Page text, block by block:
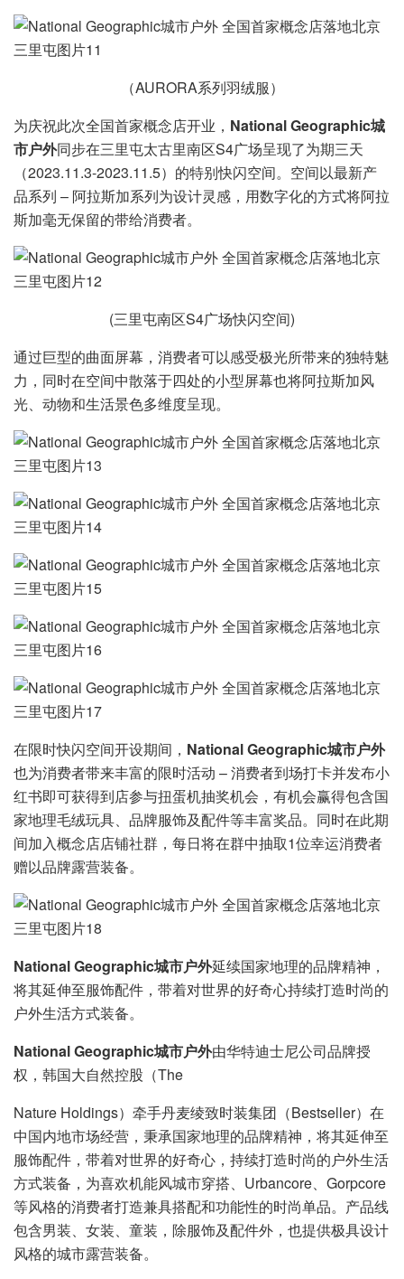
（AURORA系列羽绒服）
为庆祝此次全国首家概念店开业， National Geographic城
市户外同步在三里屯太古里南区S4广场呈现了为期三天
（2023.11.3-2023.11.5）的特别快闪空间。空间以最新产
品系列 – 阿拉斯加系列为设计灵感，用数字化的方式将阿拉
斯加毫无保留的带给消费者。
(三里屯南区S4广场快闪空间)
通过巨型的曲面屏幕，消费者可以感受极光所带来的独特魅
力，同时在空间中散落于四处的小型屏幕也将阿拉斯加风
光、动物和生活景色多维度呈现。
在限时快闪空间开设期间， National Geographic城市户外
也为消费者带来丰富的限时活动 – 消费者到场打卡并发布小
红书即可获得到店参与扭蛋机抽奖机会，有机会赢得包含国
家地理毛绒玩具、品牌服饰及配件等丰富奖品。同时在此期
间加入概念店店铺社群，每日将在群中抽取1位幸运消费者
赠以品牌露营装备。
National Geographic城市户外延续国家地理的品牌精神，
将其延伸⾄服饰配件，带着对世界的好奇⼼持续打造时尚的
户外⽣活⽅式装备。
National Geographic城市户外由华特迪⼠尼公司品牌授
权，韩国⼤⾃然控股（The
Nature Holdings）牵⼿丹⻨绫致时装集团（Bestseller）在
中国内地市场经营，秉承国家地理的品牌精神，将其延伸⾄
服饰配件，带着对世界的好奇⼼，持续打造时尚的户外⽣活
⽅式装备，为喜欢机能⻛城市穿搭、Urbancore、Gorpcore
等⻛格的消费者打造兼具搭配和功能性的时尚单品。产品线
包含男装、⼥装、童装，除服饰及配件外，也提供极具设计
⻛格的城市露营装备。